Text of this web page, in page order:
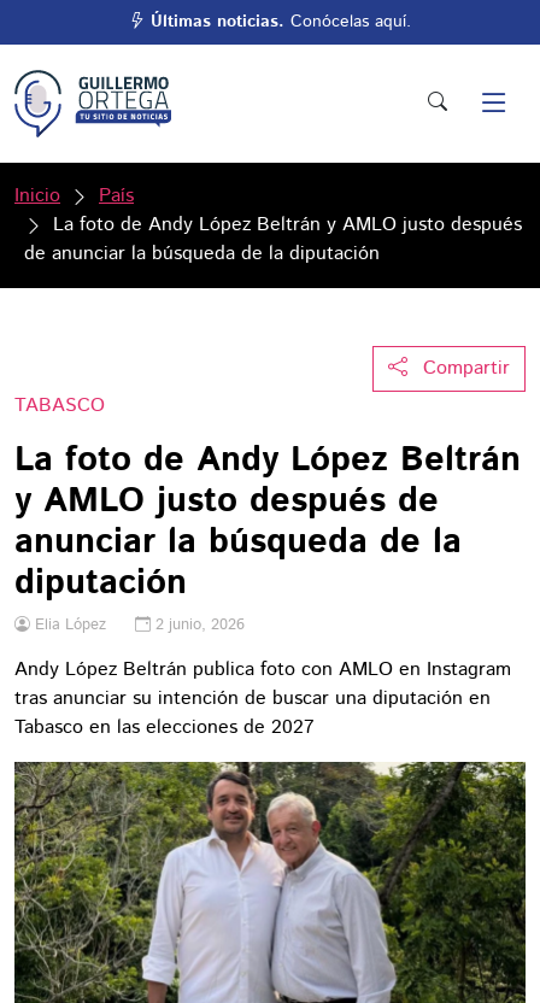
Últimas noticias. Conócelas aquí.
Inicio
País
La foto de Andy López Beltrán y AMLO justo después
de anunciar la búsqueda de la diputación
Compartir
TABASCO
La foto de Andy López Beltrán
y AMLO justo después de
anunciar la búsqueda de la
diputación
Elia López 2 junio, 2026
Andy López Beltrán publica foto con AMLO en Instagram
tras anunciar su intención de buscar una diputación en
Tabasco en las elecciones de 2027